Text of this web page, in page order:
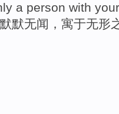
a person with
默默无闻 ，寓于无形